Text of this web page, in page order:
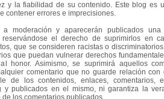
y la fiabilidad de su contenido. Este blog es
contener errores e imprecisiones.
moderación y aparecerán publicados
el derecho de suprimirlos en
que se consideren racistas o
que puedan vulnerar derechos
honor. Asimismo, se suprimirá aquellos
comentario que no guarde relación
de los contenidos, enlaces, comentarios,
publicados en el mismo, ni garantiza la
los comentarios publicados.